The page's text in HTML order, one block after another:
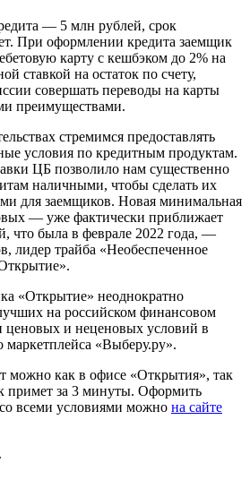
— 5 млн рублей, срок
При оформлении кредита заемщик
карту с кешбэком до 2% на
ставкой на остаток по счету,
совершать переводы на карты
преимуществами.
стремимся предоставлять
условия по кредитным продуктам.
ЦБ позволило нам существенно
наличными, чтобы сделать их
для заемщиков. Новая минимальная
— уже фактически приближает
что была в феврале 2022 года, —
лидер трайба «Необеспеченное
«Открытие» неоднократно
на российском финансовом
ценовых и неценовых условий в
маркетплейса «Выберу.ру».
можно как в офисе «Открытия», так
примет за 3 минуты. Оформить
всеми условиями можно на сайте